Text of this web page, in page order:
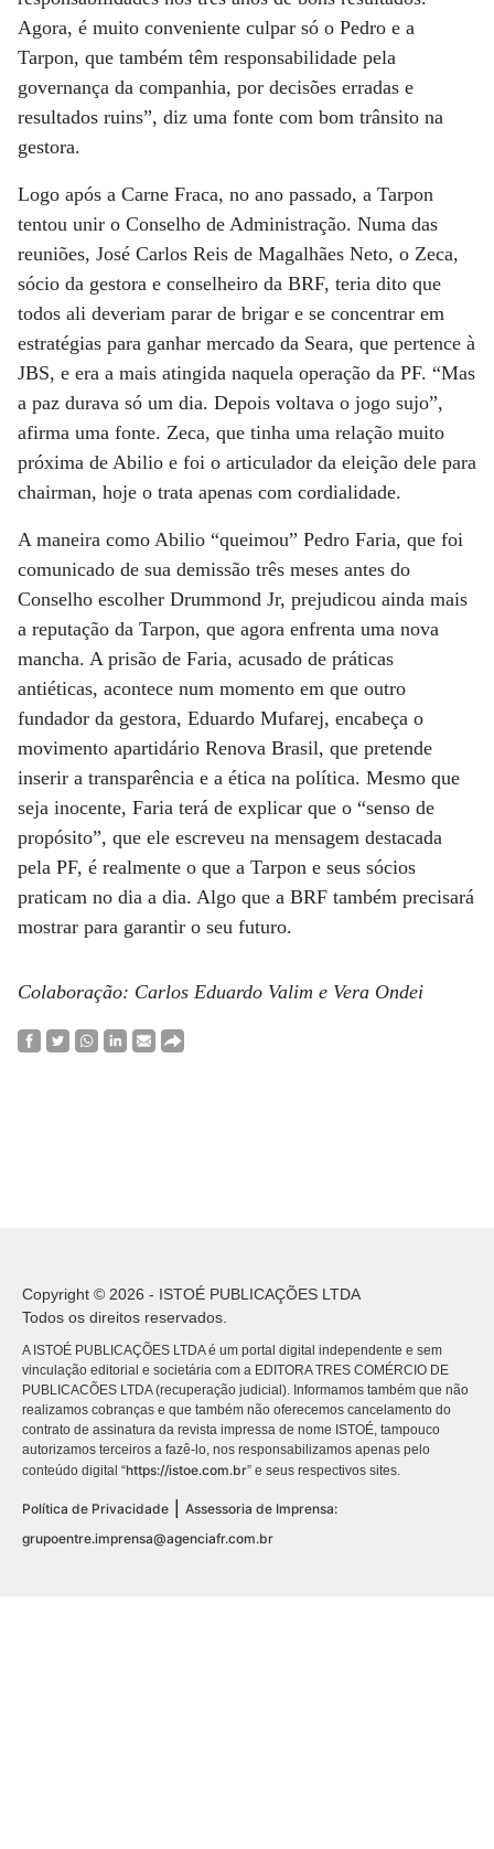
Agora, é muito conveniente culpar só o Pedro e a
Tarpon, que também têm responsabilidade pela
governança da companhia, por decisões erradas e
resultados ruins”, diz uma fonte com bom trânsito na
gestora.
Logo após a Carne Fraca, no ano passado, a Tarpon
tentou unir o Conselho de Administração. Numa das
reuniões, José Carlos Reis de Magalhães Neto, o Zeca,
sócio da gestora e conselheiro da BRF, teria dito que
todos ali deveriam parar de brigar e se concentrar em
estratégias para ganhar mercado da Seara, que pertence à
JBS, e era a mais atingida naquela operação da PF. “Mas
a paz durava só um dia. Depois voltava o jogo sujo”,
afirma uma fonte. Zeca, que tinha uma relação muito
próxima de Abilio e foi o articulador da eleição dele para
chairman, hoje o trata apenas com cordialidade.
A maneira como Abilio “queimou” Pedro Faria, que foi
comunicado de sua demissão três meses antes do
Conselho escolher Drummond Jr, prejudicou ainda mais
a reputação da Tarpon, que agora enfrenta uma nova
mancha. A prisão de Faria, acusado de práticas
antiéticas, acontece num momento em que outro
fundador da gestora, Eduardo Mufarej, encabeça o
movimento apartidário Renova Brasil, que pretende
inserir a transparência e a ética na política. Mesmo que
seja inocente, Faria terá de explicar que o “senso de
propósito”, que ele escreveu na mensagem destacada
pela PF, é realmente o que a Tarpon e seus sócios
praticam no dia a dia. Algo que a BRF também precisará
mostrar para garantir o seu futuro.
Colaboração: Carlos Eduardo Valim e Vera Ondei
Copyright © 2026 - ISTOÉ PUBLICAÇÕES LTDA
Todos os direitos reservados.
A ISTOÉ PUBLICAÇÕES LTDA é um portal digital independente e sem
vinculação editorial e societária com a EDITORA TRES COMÉRCIO DE
PUBLICACÕES LTDA (recuperação judicial). Informamos também que não
realizamos cobranças e que também não oferecemos cancelamento do
contrato de assinatura da revista impressa de nome ISTOÉ, tampouco
autorizamos terceiros a fazê-lo, nos responsabilizamos apenas pelo
conteúdo digital “https://istoe.com.br” e seus respectivos sites.
Política de Privacidade | Assessoria de Imprensa:
grupoentre.imprensa@agenciafr.com.br